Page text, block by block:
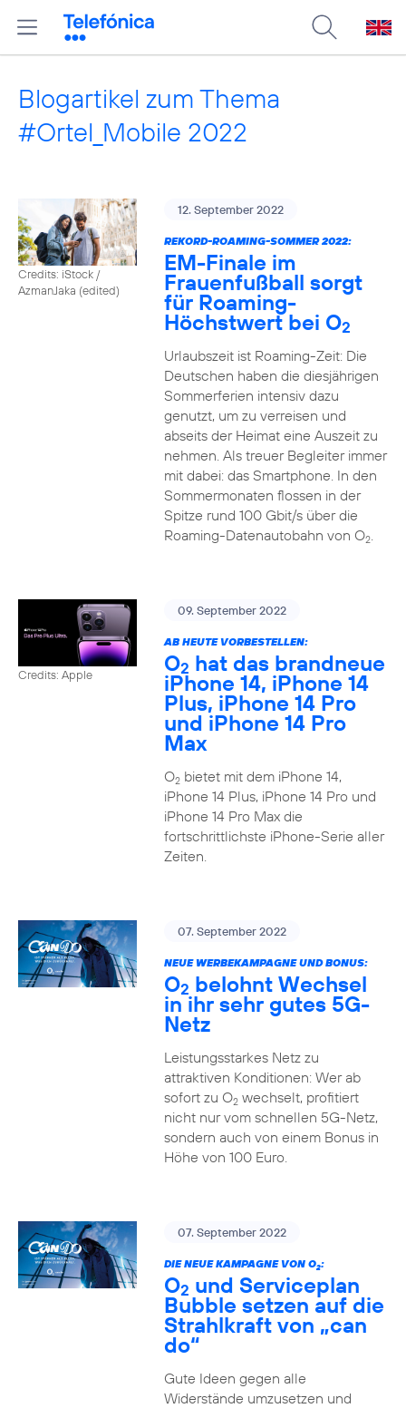
Blogartikel zum Thema
#Ortel_Mobile 2022
Credits: iStock /
AzmanJaka (edited)
12. September 2022
REKORD-ROAMING-SOMMER 2022:
EM-Finale im
Frauenfußball sorgt
für Roaming-
Höchstwert bei O2
Urlaubszeit ist Roaming-Zeit: Die
Deutschen haben die diesjährigen
Sommerferien intensiv dazu
genutzt, um zu verreisen und
abseits der Heimat eine Auszeit zu
nehmen. Als treuer Begleiter immer
mit dabei: das Smartphone. In den
Sommermonaten flossen in der
Spitze rund 100 Gbit/s über die
Roaming-Datenautobahn von O2.
Credits: Apple
09. September 2022
AB HEUTE VORBESTELLEN:
O2 hat das brandneue
iPhone 14, iPhone 14
Plus, iPhone 14 Pro
und iPhone 14 Pro
Max
O2bietet mit dem iPhone 14,
iPhone 14 Plus, iPhone 14 Pro und
iPhone 14 Pro Max die
fortschrittlichste iPhone-Serie aller
Zeiten.
07. September 2022
NEUE WERBEKAMPAGNE UND BONUS:
O2 belohnt Wechsel
in ihr sehr gutes 5G-
Netz
Leistungsstarkes Netz zu
attraktiven Konditionen: Wer ab
sofort zu O2wechselt, profitiert
nicht nur vom schnellen 5G-Netz,
sondern auch von einem Bonus in
Höhe von 100 Euro.
07. September 2022
DIE NEUE KAMPAGNE VON O2:
O2 und Serviceplan
Bubble setzen auf die
Strahlkraft von „can
do“
Gute Ideen gegen alle
Widerstände umzusetzen und